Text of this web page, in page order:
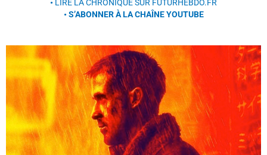
• LIRE LA CHRONIQUE SUR FUTURHEBDO.FR
• S’ABONNER À LA CHAÎNE YOUTUBE